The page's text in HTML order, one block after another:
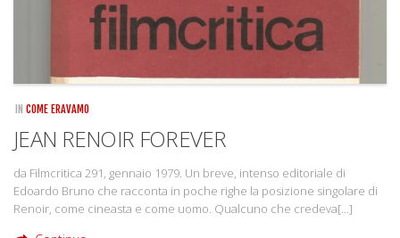
IN COME ERAVAMO
JEAN RENOIR FOREVER
da Filmcritica 291, gennaio 1979. Un breve, intenso editoriale di
Edoardo Bruno che racconta in poche righe la posizione singolare di
Renoir, come cineasta e come uomo. Qualcuno che credeva[…]